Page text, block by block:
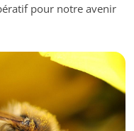
pour notre avenir